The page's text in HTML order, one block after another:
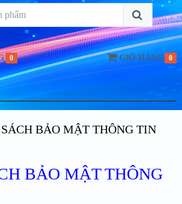
0 GIỎ HÀNG 0
BẢO MẬT THÔNG TIN
BẢO MẬT THÔNG